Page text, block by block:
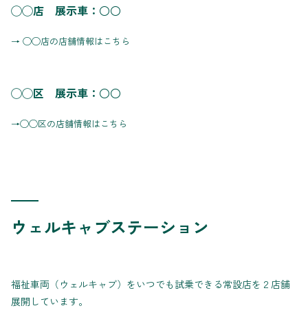
◯◯店 展示車：○○
→ ◯◯店の店舗情報はこちら
◯◯区 展示車：○○
→◯◯区の店舗情報はこちら
ウェルキャブステーション
福祉車両（ウェルキャブ）をいつでも試乗できる常設店を２店舗
展開しています。